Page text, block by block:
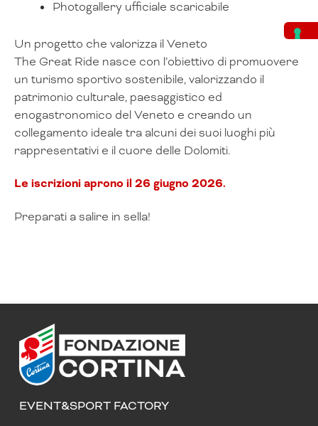
Photogallery ufficiale scaricabile
Un progetto che valorizza il Veneto
The Great Ride nasce con l’obiettivo di promuovere
un turismo sportivo sostenibile, valorizzando il
patrimonio culturale, paesaggistico ed
enogastronomico del Veneto e creando un
collegamento ideale tra alcuni dei suoi luoghi più
rappresentativi e il cuore delle Dolomiti.
Le iscrizioni aprono il 26 giugno 2026.
Preparati a salire in sella!
EVENT&SPORT FACTORY